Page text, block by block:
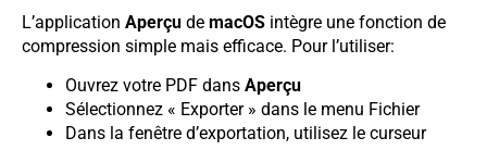
L’application Aperçu de macOS intègre une fonction de
compression simple mais efficace. Pour l’utiliser:
Ouvrez votre PDF dans Aperçu
Sélectionnez « Exporter » dans le menu Fichier
Dans la fenêtre d’exportation, utilisez le curseur